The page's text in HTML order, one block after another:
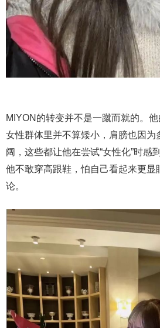
MIYON的转变并不是一蹴而就的。
女性群体里并不算矮小，肩膀也因为
阔，这些都让他在尝试“女性化”时感
他不敢穿高跟鞋，怕自己看起来更显
论。